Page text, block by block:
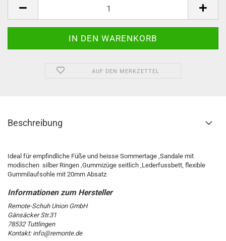
AUF DEN MERKZETTEL
Beschreibung
Ideal für empfindliche Füße und heisse Sommertage ,Sandale mit
modischen silber Ringen ,Gummizüge seitlich ,Lederfussbett, flexible
Gummilaufsohle mit 20mm Absatz
Remote-Schuh Union GmbH
Gänsäcker Str.31
78532 Tuttlingen
Kontakt: info@remonte.de